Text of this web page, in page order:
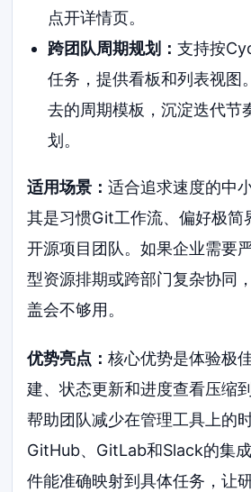
点开详情页。
跨团队周期规划： 支持按
任务，提供看板和列表视图
去的周期模板，沉淀迭代节
划。
适用场景：适合追求速度的中
其是习惯Git工作流、偏好极简
开源项目团队。如果企业需要
型资源排期或跨部门复杂协同
盖会不够用。
优势亮点：核心优势是体验极
建、状态更新和进度查看压缩
帮助团队减少在管理工具上的
GitHub、GitLab和Slack的集
件能准确映射到具体任务，让